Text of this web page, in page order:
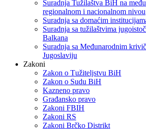
Suradnja Tužilaštva BiH na
regionalnom i nacionalnom nivou
Suradnja sa domaćim
Suradnja sa tužilaštvima
Balkana
Suradnja sa Međunarodnim
Jugoslaviju
Zakoni
Zakon o Тužiteljstvu BiH
Zakon o Sudu BiH
Kazneno pravo
Građansko pravo
Zakoni FBIH
Zakoni RS
Zakoni Brčko Distrikt